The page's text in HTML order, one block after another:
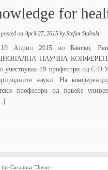
for
posted onApril 27, 2015 byStefan Staleski
Април 2015 во Банско,
НАУЧНА
учествуваа 19 професори од
науки. На
професори од повеќе
the Customizr Theme ·